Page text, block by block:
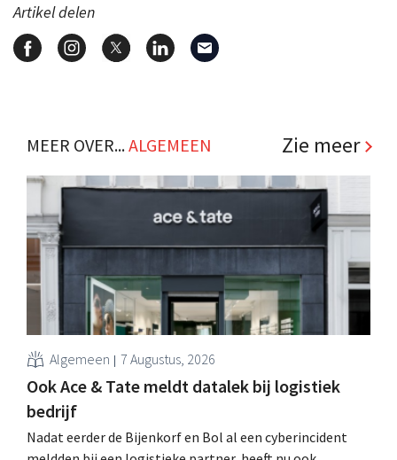
Artikel delen
MEER OVER...ALGEMEEN Zie meer
Algemeen 7 Augustus, 2026
Ook Ace & Tate meldt datalek bij logistiek
bedrijf
Nadat eerder de Bijenkorf en Bol al een cyberincident